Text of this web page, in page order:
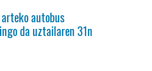
autobus
da uztailaren 31n